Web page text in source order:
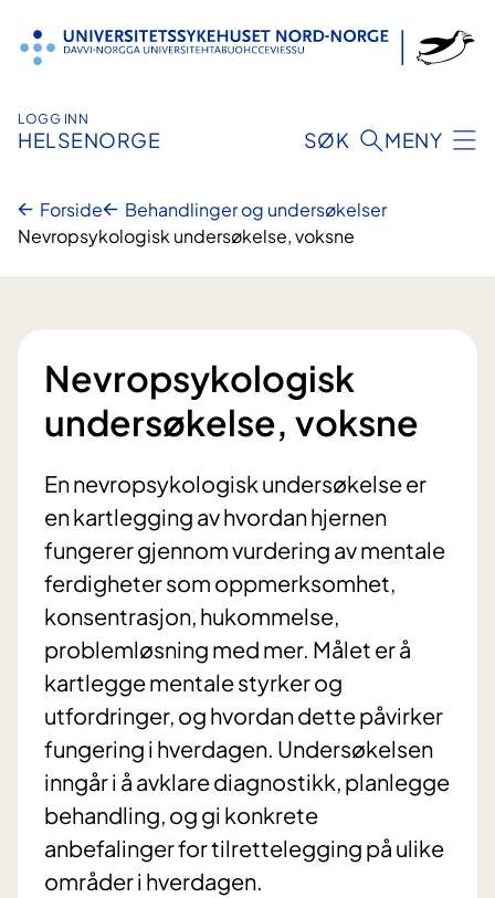
innhold
LOGG INN
HELSENORGE SØK MENY
Forside
Behandlinger og undersøkelser
Nevropsykologisk undersøkelse, voksne
Nevropsykologisk
undersøkelse, voksne
En nevropsykologisk undersøkelse er
en kartlegging av hvordan hjernen
fungerer gjennom vurdering av mentale
ferdigheter som oppmerksomhet,
konsentrasjon, hukommelse,
problemløsning med mer. Målet er å
kartlegge mentale styrker og
utfordringer, og hvordan dette påvirker
fungering i hverdagen. Undersøkelsen
inngår i å avklare diagnostikk, planlegge
behandling, og gi konkrete
anbefalinger for tilrettelegging på ulike
områder i hverdagen.